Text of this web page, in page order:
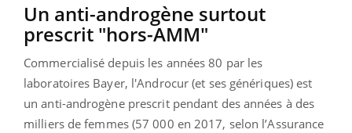
Un anti-androgène surtout
prescrit "hors-AMM"
Commercialisé depuis les années 80 par les
laboratoires Bayer, l'Androcur (et ses génériques) est
un anti-androgène prescrit pendant des années à des
milliers de femmes (57 000 en 2017, selon l’Assurance